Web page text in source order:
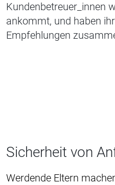
Kundenbetreuer_innen
ankommt, und haben
Empfehlungen
Sicherheit von
Werdende Eltern